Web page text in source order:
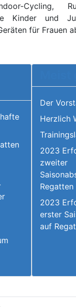
Cycling,
Kinder und
für Frauen
Der
Herzlich
2023
zweiter
Regatten
2023
erster
auf